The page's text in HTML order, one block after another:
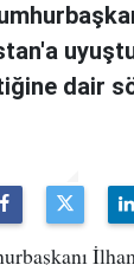
dair